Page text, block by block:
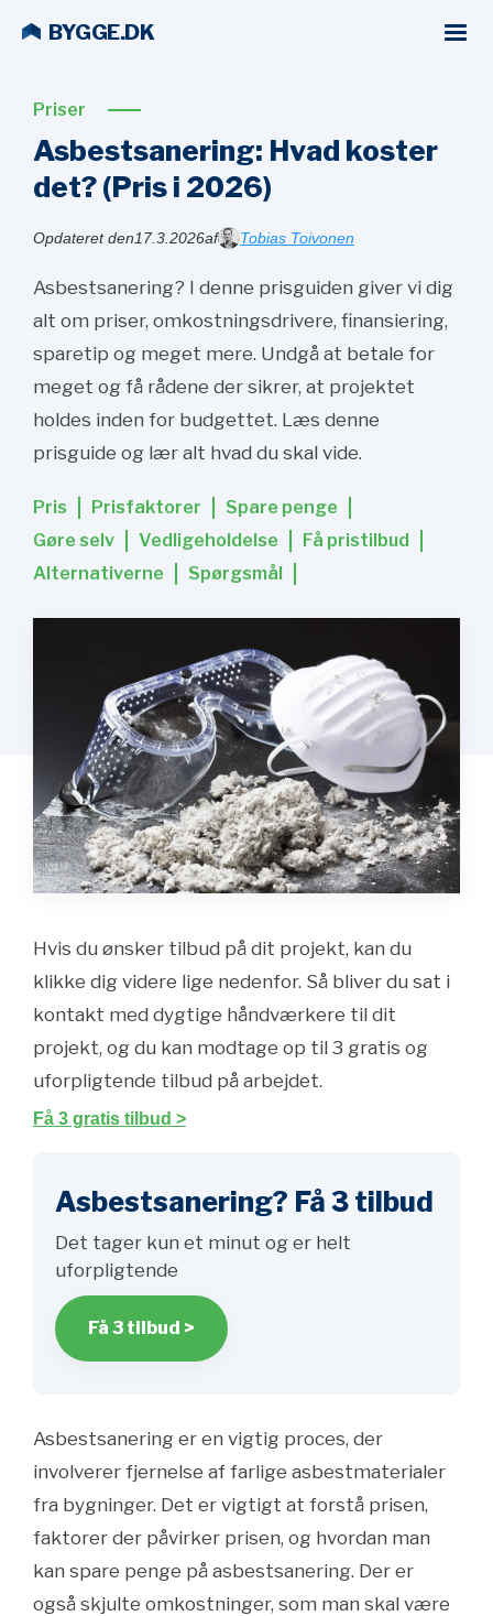
BYGGE.DK
Priser
Asbestsanering: Hvad koster
det? (Pris i 2026)
Opdateret den17.3.2026af Tobias Toivonen
Asbestsanering? I denne prisguiden giver vi dig
alt om priser, omkostningsdrivere, finansiering,
sparetip og meget mere. Undgå at betale for
meget og få rådene der sikrer, at projektet
holdes inden for budgettet. Læs denne
prisguide og lær alt hvad du skal vide.
Pris Prisfaktorer
Spare penge
Gøre selv
Vedligeholdelse
Få pristilbud
Alternativerne
Spørgsmål
Hvis du ønsker tilbud på dit projekt, kan du
klikke dig videre lige nedenfor. Så bliver du sat i
kontakt med dygtige håndværkere til dit
projekt, og du kan modtage op til 3 gratis og
uforpligtende tilbud på arbejdet.
Få 3 gratis tilbud >
Asbestsanering? Få 3 tilbud
Det tager kun et minut og er helt
uforpligtende
Få 3 tilbud >
Asbestsanering er en vigtig proces, der
involverer fjernelse af farlige asbestmaterialer
fra bygninger. Det er vigtigt at forstå prisen,
faktorer der påvirker prisen, og hvordan man
kan spare penge på asbestsanering. Der er
også skjulte omkostninger, som man skal være